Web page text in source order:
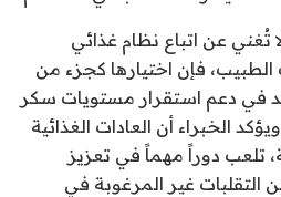
تُغني عن اتباع نظام غذائي
الطبيب، فإن اختيارها كجزء من
في دعم استقرار مستويات سكر
الخبراء أن العادات الغذائية
تلعب دوراً مهماً في تعزيز
التقلبات غير المرغوبة في